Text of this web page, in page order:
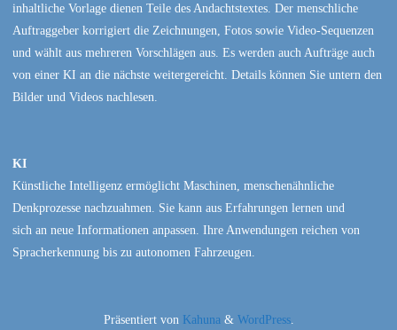
inhaltliche Vorlage dienen Teile des Andachtstextes. Der menschliche
Auftraggeber korrigiert die Zeichnungen, Fotos sowie Video-Sequenzen
und wählt aus mehreren Vorschlägen aus. Es werden auch Aufträge auch
von einer KI an die nächste weitergereicht. Details können Sie untern den
Bilder und Videos nachlesen.
KI
Künstliche Intelligenz ermöglicht Maschinen, menschenähnliche
Denkprozesse nachzuahmen. Sie kann aus Erfahrungen lernen und
sich an neue Informationen anpassen. Ihre Anwendungen reichen von
Spracherkennung bis zu autonomen Fahrzeugen.
Präsentiert von Kahuna & WordPress.